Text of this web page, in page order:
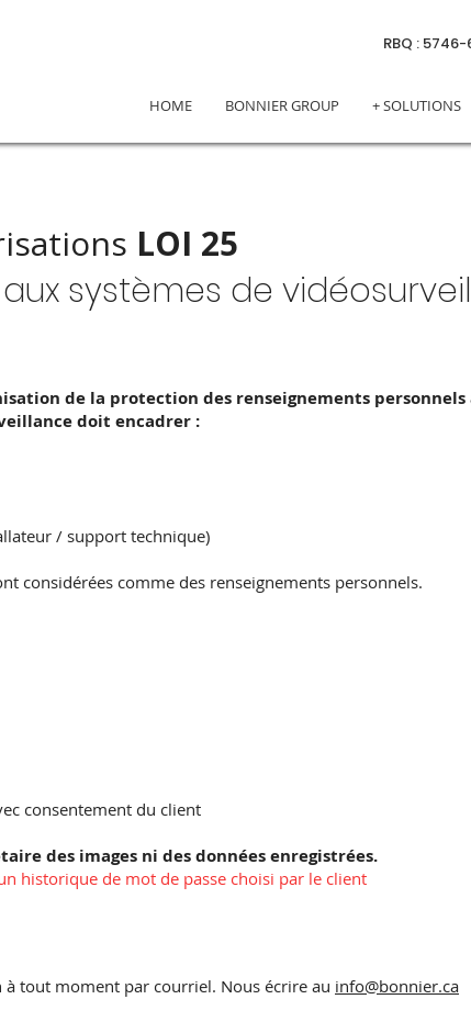
RBQ :
HOME BONNIER GROUP + SOLUTIONS
LOI 25
systèmes de
de la protection des renseignements
doit encadrer :
/ support technique)
considérées comme des renseignements personnels.
consentement du client
des images ni des données enregistrées.
historique de mot de passe choisi par le client
tout moment par courriel. Nous écrire au info@bonnier.ca